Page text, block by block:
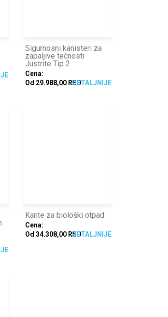
Sigurnosni kanisteri za
zapaljive tečnosti
Justrite Tip 2
Cena:
Od 29.988,00 RSDDETALJNIJE
Kante za biološki otpad
Cena:
Od 34.308,00 RSDDETALJNIJE